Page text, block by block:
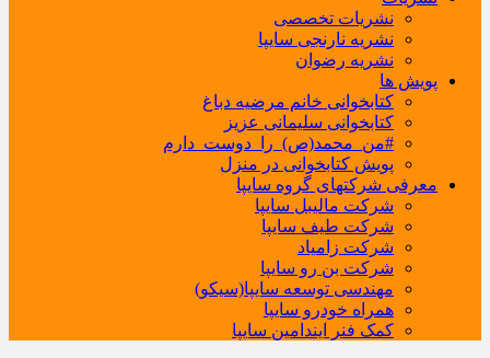
نشریات تخصصی
نشریه نارنجی سایپا
نشریه رضوان
پویش ها
کتابخوانی خانم مرضیه دباغ
کتابخوانی سلیمانی عزیز
#من_محمد(ص)_را_دوست_دارم
پویش کتابخوانی در منزل
معرفی شرکتهای گروه سایپا
شرکت مالیبل سایپا
شرکت طیف سایپا
شرکت زامیاد
شرکت بن رو سایپا
مهندسی توسعه سایپا(سیکو)
همراه خودرو سایپا
کمک فنر ایندامین سایپا